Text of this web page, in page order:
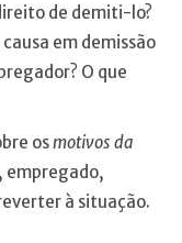
de demiti-lo?
em demissão
O que
osmotivos da
empregado,
à situação.